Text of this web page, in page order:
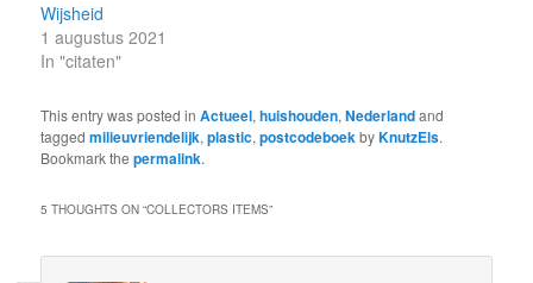
Wijsheid
1 augustus 2021
In "citaten"
This entry was posted inActueel,huishouden,Nederlandand
taggedmilieuvriendelijk,plastic,postcodeboekbyKnutzEls.
Bookmark thepermalink.
5 THOUGHTS ON “COLLECTORS ITEMS”